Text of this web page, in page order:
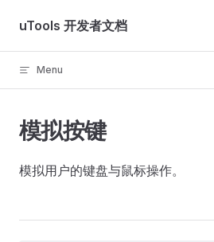
Skip to content
uTools 开发者文档
Menu
模拟按键
模拟用户的键盘与鼠标操作。